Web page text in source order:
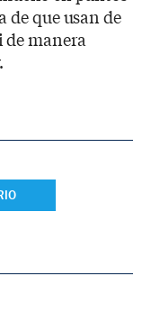
de que usan de
manera